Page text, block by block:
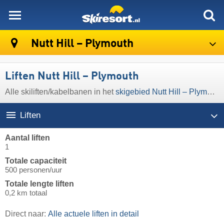
Nutt Hill – Plymouth
Liften Nutt Hill – Plymouth
Alle skiliften/kabelbanen in hetskigebied Nutt Hill – Plymouth
Liften
Aantal liften
1
Totale capaciteit
500 personen/uur
Totale lengte liften
0,2 km totaal
Direct naar: Alle actuele liften in detail